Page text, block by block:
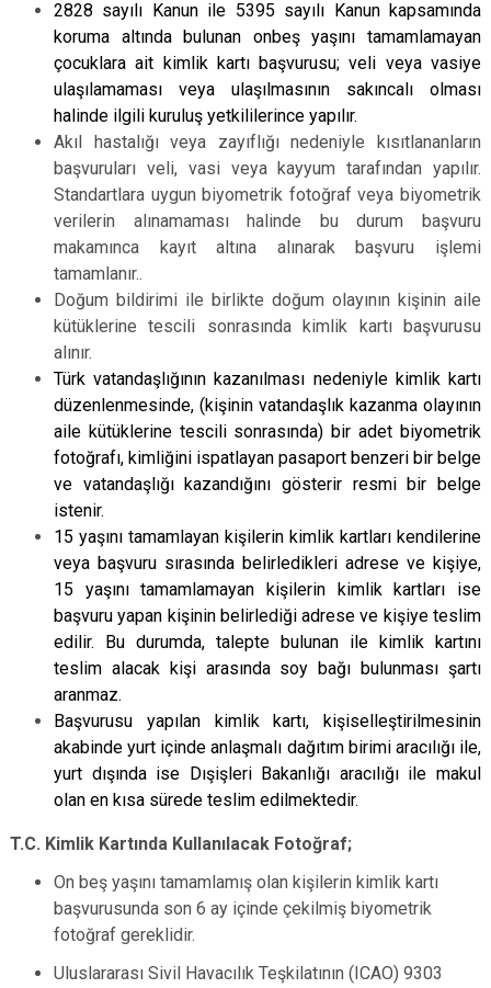
2828 sayılı Kanun ile 5395 sayılı Kanun kapsamında
koruma altında bulunan onbeş yaşını tamamlamayan
çocuklara ait kimlik kartı başvurusu; veli veya vasiye
ulaşılamaması veya ulaşılmasının sakıncalı olması
halinde ilgili kuruluş yetkililerince yapılır.
Akıl hastalığı veya zayıflığı nedeniyle kısıtlananların
başvuruları veli, vasi veya kayyum tarafından yapılır.
Standartlara uygun biyometrik fotoğraf veya biyometrik
verilerin alınamaması halinde bu durum başvuru
makamınca kayıt altına alınarak başvuru işlemi
tamamlanır..
Doğum bildirimi ile birlikte doğum olayının kişinin aile
kütüklerine tescili sonrasında kimlik kartı başvurusu
alınır.
Türk vatandaşlığının kazanılması nedeniyle kimlik kartı
düzenlenmesinde, (kişinin vatandaşlık kazanma olayının
aile kütüklerine tescili sonrasında) bir adet biyometrik
fotoğrafı, kimliğini ispatlayan pasaport benzeri bir belge
ve vatandaşlığı kazandığını gösterir resmi bir belge
istenir.
15 yaşını tamamlayan kişilerin kimlik kartları kendilerine
veya başvuru sırasında belirledikleri adrese ve kişiye,
15 yaşını tamamlamayan kişilerin kimlik kartları ise
başvuru yapan kişinin belirlediği adrese ve kişiye teslim
edilir. Bu durumda, talepte bulunan ile kimlik kartını
teslim alacak kişi arasında soy bağı bulunması şartı
aranmaz.
Başvurusu yapılan kimlik kartı, kişiselleştirilmesinin
akabinde yurt içinde anlaşmalı dağıtım birimi aracılığı ile,
yurt dışında ise Dışişleri Bakanlığı aracılığı ile makul
olan en kısa sürede teslim edilmektedir.
T.C. Kimlik Kartında Kullanılacak Fotoğraf;
On beş yaşını tamamlamış olan kişilerin kimlik kartı
başvurusunda son 6 ay içinde çekilmiş biyometrik
fotoğraf gereklidir.
Uluslararası Sivil Havacılık Teşkilatının (ICAO) 9303